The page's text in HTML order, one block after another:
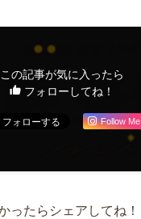
この記事が気に入ったら
フォローしてね！
Follow Me
ったらシェアしてね！